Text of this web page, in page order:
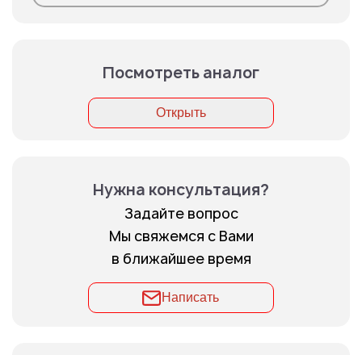
Посмотреть аналог
Открыть
Нужна консультация?
Задайте вопрос
Мы свяжемся с Вами
в ближайшее время
Написать